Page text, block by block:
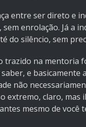
entre ser direto e
enrolação. Já a
do silêncio, sem
trazido na mentoria
e
não
extremo, claro,
mesmo de